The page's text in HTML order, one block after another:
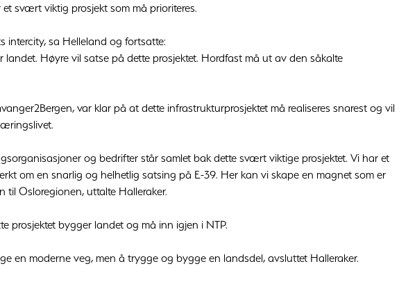
svært viktig prosjekt som må prioriteres.
intercity, sa Helleland og fortsatte:
landet. Høyre vil satse på dette prosjektet. Hordfast må ut av den såkalte
var klar på at dette infrastrukturprosjektet må realiseres snarest og vil
og bedrifter står samlet bak dette svært viktige prosjektet. Vi har et
om en snarlig og helhetlig satsing på E-39. Her kan vi skape en magnet som er
til Osloregionen, uttalte Halleraker.
prosjektet bygger landet og må inn igjen i NTP.
en moderne veg, men å trygge og bygge en landsdel, avsluttet Halleraker.